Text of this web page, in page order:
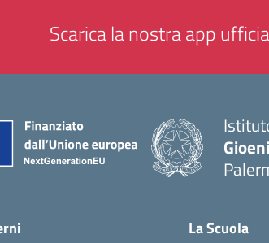
Scarica la nostra app
La Scuola